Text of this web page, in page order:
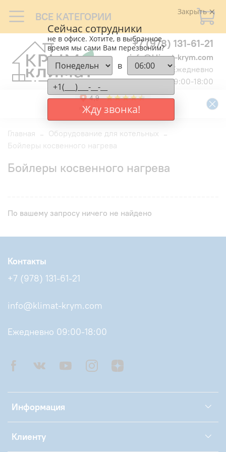
ВСЕ КАТЕГОРИИ
+7 (978) 131-61-21
info@klimat-krym.com
Ежедневно
9:00-18:00
Главная
Оборудование для котельных
Бойлеры косвенного нагрева
Бойлеры косвенного нагрева
По вашему запросу ничего не найдено
Информация
Клиенту
Контакты
+7 (978) 131-61-21
info@klimat-krym.com
Ежедневно 09:00-18:00
Закрыть
Сейчас сотрудники
не в офисе. Хотите, в выбранное
время мы сами Вам перезвоним?
в
Жду звонка!